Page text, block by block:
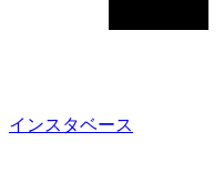
インスタベース